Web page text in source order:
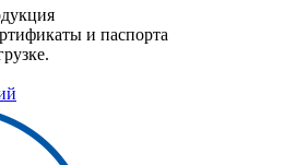
и паспорта